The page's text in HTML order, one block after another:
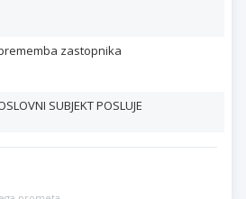
zastopnika
SUBJEKT POSLUJE